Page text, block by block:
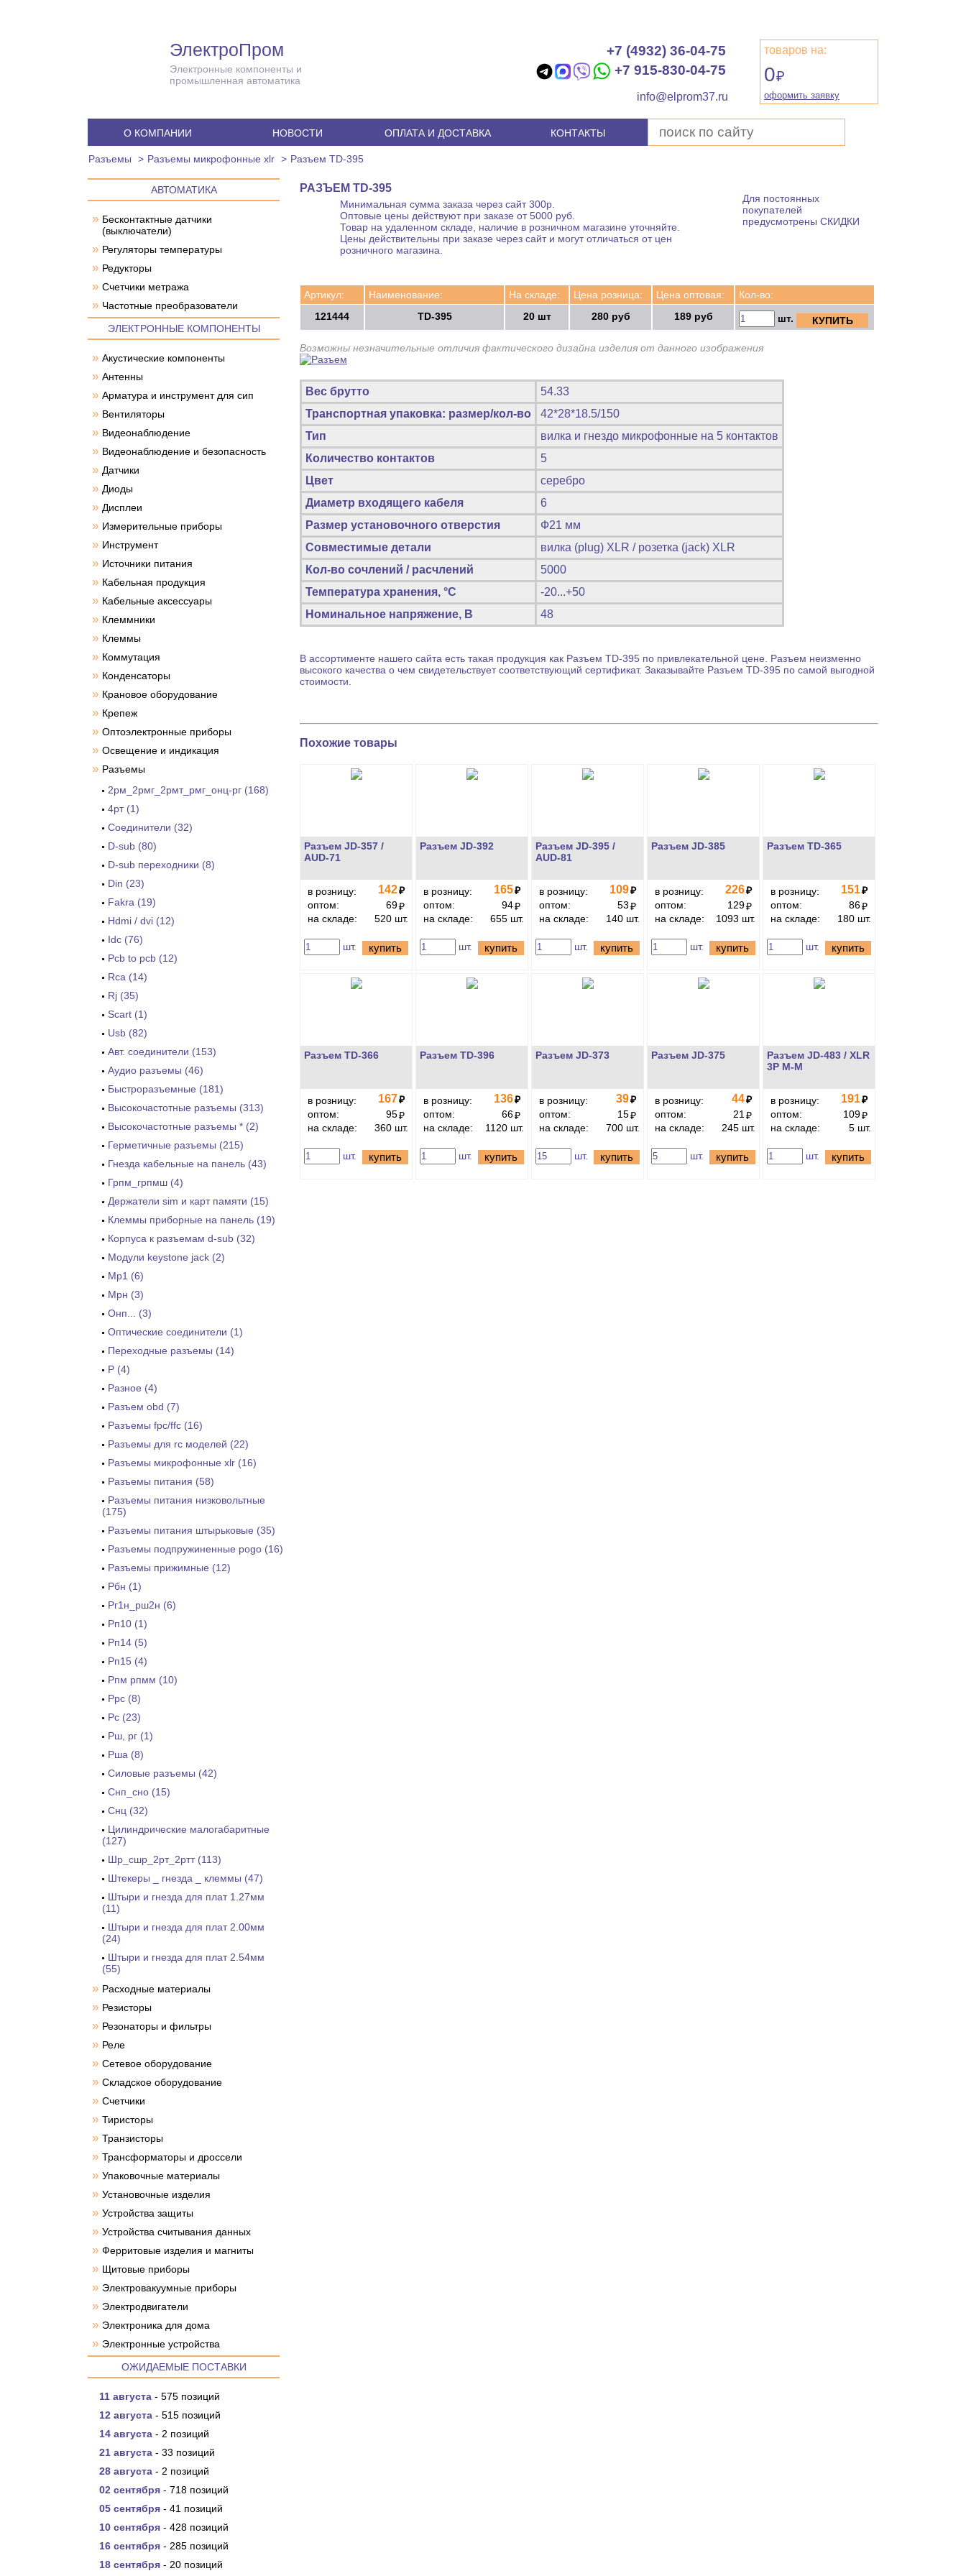
ЭлектроПром
Электронные компоненты и
промышленная автоматика
+7 (4932) 36-04-75
+7 915-830-04-75
info@elprom37.ru
товаров на:
0₽
оформить заявку
О КОМПАНИИ НОВОСТИ ОПЛАТА И ДОСТАВКА КОНТАКТЫ
Разъемы Разъемы микрофонные xlr Разъем TD-395
АВТОМАТИКА
» Бесконтактные датчики
(выключатели)
» Регуляторы температуры
» Редукторы
» Счетчики метража
» Частотные преобразователи
ЭЛЕКТРОННЫЕ КОМПОНЕНТЫ
» Акустические компоненты
» Антенны
» Арматура и инструмент для сип
» Вентиляторы
» Видеонаблюдение
» Видеонаблюдение и безопасность
» Датчики
» Диоды
» Дисплеи
» Измерительные приборы
» Инструмент
» Источники питания
» Кабельная продукция
» Кабельные аксессуары
» Клеммники
» Клеммы
» Коммутация
» Конденсаторы
» Крановое оборудование
» Крепеж
» Оптоэлектронные приборы
» Освещение и индикация
» Разъемы
2рм_2рмг_2рмт_рмг_онц-рг (168)
4рт (1)
Cоединители (32)
D-sub (80)
D-sub переходники (8)
Din (23)
Fakra (19)
Hdmi / dvi (12)
Idc (76)
Pcb to pcb (12)
Rca (14)
Rj (35)
Scart (1)
Usb (82)
Авт. соединители (153)
Аудио разъемы (46)
Быстроразъемные (181)
Высокочастотные разъемы (313)
Высокочастотные разъемы * (2)
Герметичные разъемы (215)
Гнезда кабельные на панель (43)
Грпм_грпмш (4)
Держатели sim и карт памяти (15)
Клеммы приборные на панель (19)
Корпуса к разъемам d-sub (32)
Модули keystone jack (2)
Мр1 (6)
Мрн (3)
Онп... (3)
Оптические соединители (1)
Переходные разъемы (14)
Р (4)
Разное (4)
Разъем obd (7)
Разъемы fpc/ffc (16)
Разъемы для rc моделей (22)
Разъемы микрофонные xlr (16)
Разъемы питания (58)
Разъемы питания низковольтные
(175)
Разъемы питания штырьковые (35)
Разъемы подпружиненные pogo (16)
Разъемы прижимные (12)
Рбн (1)
Рг1н_рш2н (6)
Рп10 (1)
Рп14 (5)
Рп15 (4)
Рпм рпмм (10)
Ррс (8)
Рс (23)
Рш, рг (1)
Рша (8)
Силовые разъемы (42)
Снп_сно (15)
Снц (32)
Цилиндрические малогабаритные
(127)
Шр_сшр_2рт_2ртт (113)
Штекеры _ гнезда _ клеммы (47)
Штыри и гнезда для плат 1.27мм
(11)
Штыри и гнезда для плат 2.00мм
(24)
Штыри и гнезда для плат 2.54мм
(55)
» Расходные материалы
» Резисторы
» Резонаторы и фильтры
» Реле
» Сетевое оборудование
» Складское оборудование
» Счетчики
» Тиристоры
» Транзисторы
» Трансформаторы и дроссели
» Упаковочные материалы
» Установочные изделия
» Устройства защиты
» Устройства считывания данных
» Ферритовые изделия и магниты
» Щитовые приборы
» Электровакуумные приборы
» Электродвигатели
» Электроника для дома
» Электронные устройства
ОЖИДАЕМЫЕ ПОСТАВКИ
11 августа - 575 позиций
12 августа - 515 позиций
14 августа - 2 позиций
21 августа - 33 позиций
28 августа - 2 позиций
02 сентября - 718 позиций
05 сентября - 41 позиций
10 сентября - 428 позиций
16 сентября - 285 позиций
18 сентября - 20 позиций
РАЗЪЕМ TD-395
Минимальная сумма заказа через сайт 300р.
Оптовые цены действуют при заказе от 5000 руб.
Товар на удаленном складе, наличие в розничном магазине уточняйте.
Цены действительны при заказе через сайт и могут отличаться от цен
розничного магазина.
Для постоянных
покупателей
предусмотрены СКИДКИ
Артикул:
121444
Наименование:
TD-395
На складе:
20 шт
Цена розница:
280 руб
Цена оптовая:
189 руб
Кол-во:
шт. КУПИТЬ
Возможны незначительные отличия фактического дизайна изделия от данного изображения
Вес брутто
54.33
Транспортная упаковка: размер/кол-во
42*28*18.5/150
Тип
вилка и гнездо микрофонные на 5 контактов
Количество контактов
5
Цвет
серебро
Диаметр входящего кабеля
6
Размер установочного отверстия
Ф21 мм
Совместимые детали
вилка (plug) XLR / розетка (jack) XLR
Кол-во сочлений / расчлений
5000
Температура хранения, °C
-20...+50
Номинальное напряжение, В
48
В ассортименте нашего сайта есть такая продукция как Разъем TD-395 по привлекательной цене. Разъем неизменно
высокого качества о чем свидетельствует соответствующий сертификат. Заказывайте Разъем TD-395 по самой выгодной
стоимости.
Похожие товары
Разъем JD-357 /
AUD-71
в розницу: 142₽
оптом:
69₽
на складе:
520 шт.
шт. купить
Разъем JD-392
в розницу: 165₽
оптом:
94₽
на складе:
655 шт.
шт. купить
Разъем JD-395 /
AUD-81
в розницу: 109₽
оптом:
53₽
на складе:
140 шт.
шт. купить
Разъем JD-385
в розницу: 226₽
оптом:
129₽
на складе:
1093 шт.
шт. купить
Разъем TD-365
в розницу: 151₽
оптом:
86₽
на складе:
180 шт.
шт. купить
Разъем TD-366
в розницу: 167₽
оптом:
95₽
на складе:
360 шт.
шт. купить
Разъем TD-396
в розницу: 136₽
оптом:
66₽
на складе:
1120 шт.
шт. купить
Разъем JD-373
в розницу: 39₽
оптом:
15₽
на складе:
700 шт.
шт. купить
Разъем JD-375
в розницу: 44₽
оптом:
21 ₽
на складе:
245 шт.
шт. купить
Разъем JD-483 / XLR
3P M-M
в розницу: 191₽
оптом:
109₽
на складе:
5 шт.
шт. купить